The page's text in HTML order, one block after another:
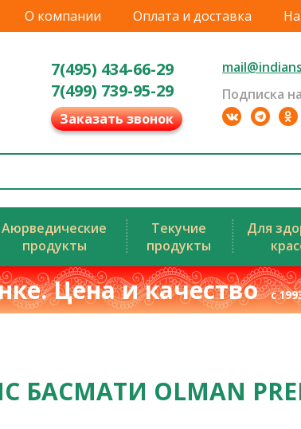
О компании Оплата и доставка
7(495) 434-66-29
7(499) 739-95-29
Заказать звонок
Подписка
Аюрведические
продукты
Текучие
продукты
Для
Цена и качествос
БАСМАТИ OLMAN